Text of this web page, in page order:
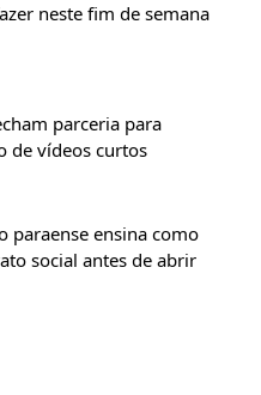
neste fim de semana
parceria para
de vídeos curtos
paraense ensina como
social antes de abrir